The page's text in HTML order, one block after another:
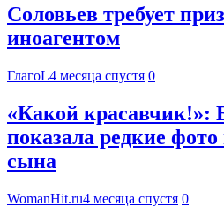
Соловьев требует
иноагентом
ГлагоL4 месяца спустя 0
«Какой красавчик!»:
показала редкие
сына
WomanHit.ru4 месяца спустя 0